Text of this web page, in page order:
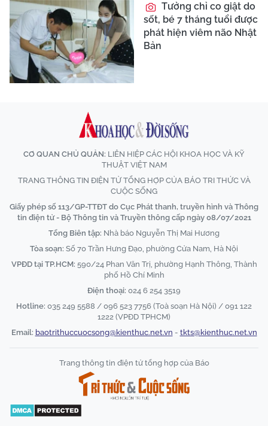
Tưởng chỉ co giật do
sốt, bé 7 tháng tuổi được
phát hiện viêm não Nhật
Bản
CƠ QUAN CHỦ QUẢN: LIÊN HIỆP CÁC HỘI KHOA HỌC VÀ KỸ
THUẬT VIỆT NAM
TRANG THÔNG TIN ĐIỆN TỬ TỔNG HỢP CỦA BÁO TRI THỨC VÀ
CUỘC SỐNG
Giấy phép số 113/GP-TTĐT do Cục Phát thanh, truyền hình và Thông
tin điện tử - Bộ Thông tin và Truyền thông cấp ngày 08/07/2021
Tổng Biên tập: Nhà báo Nguyễn Thị Mai Hương
Tòa soạn: Số 70 Trần Hưng Đạo, phường Cửa Nam, Hà Nội
VPĐD tại TP.HCM: 590/24 Phan Văn Trị, phường Hạnh Thông, Thành
phố Hồ Chí Minh
Điện thoại: 024 6 254 3519
Hotline: 035 249 5588 / 096 523 7756 (Toà soạn Hà Nội) / 091 122
1222 (VPĐD TPHCM)
Email: baotrithuccuocsong@kienthuc.net.vn - tkts@kienthuc.net.vn
Trang thông tin điện tử tổng hợp của Báo